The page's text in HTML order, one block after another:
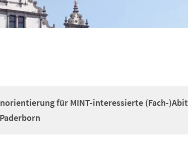
für MINT-interessierte (Fach-